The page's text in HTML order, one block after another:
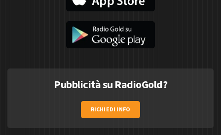
Pubblicità su RadioGold?
RICHIEDI INFO